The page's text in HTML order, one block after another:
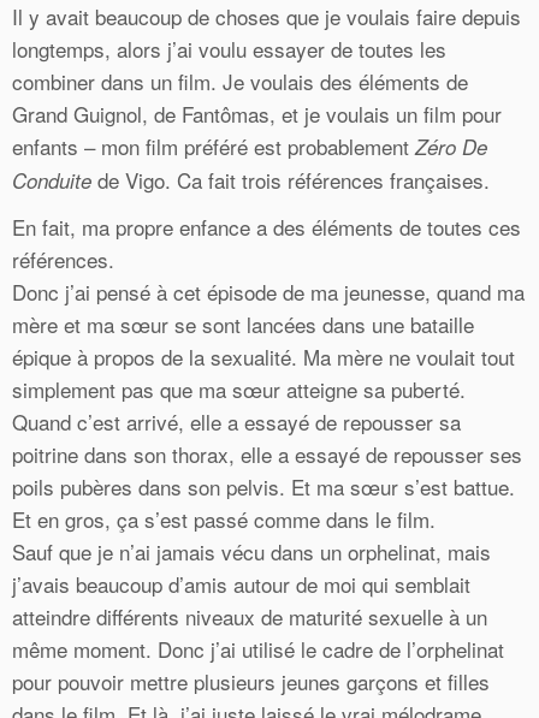
Il y avait beaucoup de choses que je voulais faire depuis
longtemps, alors j’ai voulu essayer de toutes les
combiner dans un film. Je voulais des éléments de
Grand Guignol, de Fantômas, et je voulais un film pour
enfants – mon film préféré est probablementZéro De
Conduite de Vigo. Ca fait trois références françaises.
En fait, ma propre enfance a des éléments de toutes ces
références.
Donc j’ai pensé à cet épisode de ma jeunesse, quand ma
mère et ma sœur se sont lancées dans une bataille
épique à propos de la sexualité. Ma mère ne voulait tout
simplement pas que ma sœur atteigne sa puberté.
Quand c’est arrivé, elle a essayé de repousser sa
poitrine dans son thorax, elle a essayé de repousser ses
poils pubères dans son pelvis. Et ma sœur s’est battue.
Et en gros, ça s’est passé comme dans le film.
Sauf que je n’ai jamais vécu dans un orphelinat, mais
j’avais beaucoup d’amis autour de moi qui semblait
atteindre différents niveaux de maturité sexuelle à un
même moment. Donc j’ai utilisé le cadre de l’orphelinat
pour pouvoir mettre plusieurs jeunes garçons et filles